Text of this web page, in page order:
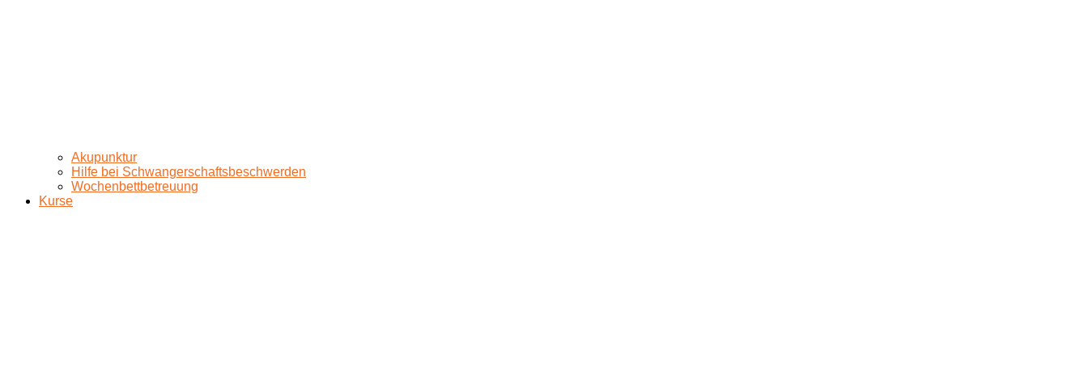
Akupunktur
Hilfe bei Schwangerschaftsbeschwerden
Wochenbettbetreuung
Kurse